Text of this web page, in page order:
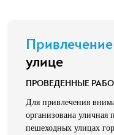
улице
ПРОВЕДЕННЫЕ
Для привлечения
организована
пешеходных улицах